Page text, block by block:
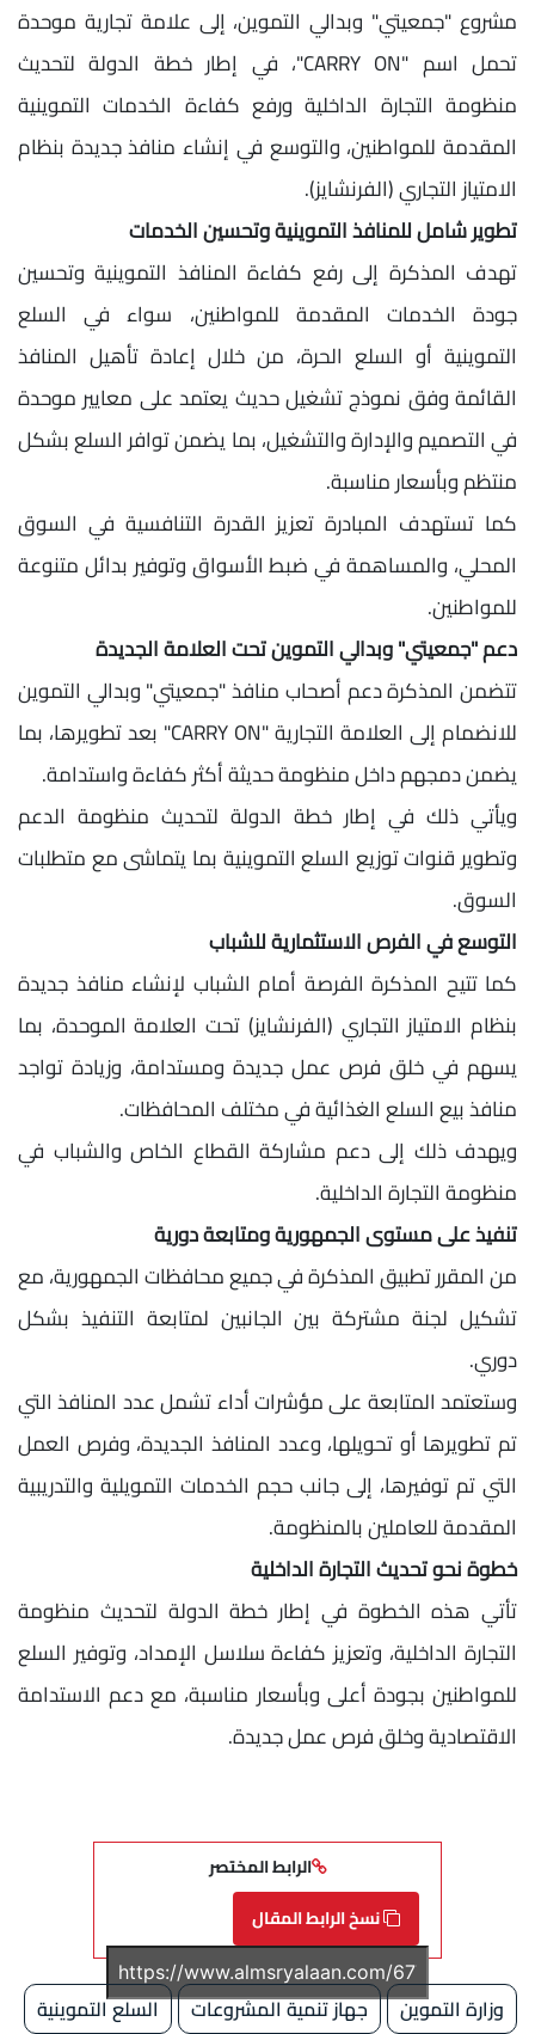
مشروع "جمعيتي" وبدالي التموين، إلى علامة تجارية موحدة
تحمل اسم "CARRY ON"، في إطار خطة الدولة لتحديث
منظومة التجارة الداخلية ورفع كفاءة الخدمات التموينية
المقدمة للمواطنين، والتوسع في إنشاء منافذ جديدة بنظام
الامتياز التجاري (الفرنشايز).
تطوير شامل للمنافذ التموينية وتحسين الخدمات
تهدف المذكرة إلى رفع كفاءة المنافذ التموينية وتحسين
جودة الخدمات المقدمة للمواطنين، سواء في السلع
التموينية أو السلع الحرة، من خلال إعادة تأهيل المنافذ
القائمة وفق نموذج تشغيل حديث يعتمد على معايير موحدة
في التصميم والإدارة والتشغيل، بما يضمن توافر السلع بشكل
منتظم وبأسعار مناسبة.
كما تستهدف المبادرة تعزيز القدرة التنافسية في السوق
المحلي، والمساهمة في ضبط الأسواق وتوفير بدائل متنوعة
للمواطنين.
دعم "جمعيتي" وبدالي التموين تحت العلامة الجديدة
تتضمن المذكرة دعم أصحاب منافذ "جمعيتي" وبدالي التموين
للانضمام إلى العلامة التجارية "CARRY ON" بعد تطويرها، بما
يضمن دمجهم داخل منظومة حديثة أكثر كفاءة واستدامة.
ويأتي ذلك في إطار خطة الدولة لتحديث منظومة الدعم
وتطوير قنوات توزيع السلع التموينية بما يتماشى مع متطلبات
السوق.
التوسع في الفرص الاستثمارية للشباب
كما تتيح المذكرة الفرصة أمام الشباب لإنشاء منافذ جديدة
بنظام الامتياز التجاري (الفرنشايز) تحت العلامة الموحدة، بما
يسهم في خلق فرص عمل جديدة ومستدامة، وزيادة تواجد
منافذ بيع السلع الغذائية في مختلف المحافظات.
ويهدف ذلك إلى دعم مشاركة القطاع الخاص والشباب في
منظومة التجارة الداخلية.
تنفيذ على مستوى الجمهورية ومتابعة دورية
من المقرر تطبيق المذكرة في جميع محافظات الجمهورية، مع
تشكيل لجنة مشتركة بين الجانبين لمتابعة التنفيذ بشكل
دوري.
وستعتمد المتابعة على مؤشرات أداء تشمل عدد المنافذ التي
تم تطويرها أو تحويلها، وعدد المنافذ الجديدة، وفرص العمل
التي تم توفيرها، إلى جانب حجم الخدمات التمويلية والتدريبية
المقدمة للعاملين بالمنظومة.
خطوة نحو تحديث التجارة الداخلية
تأتي هذه الخطوة في إطار خطة الدولة لتحديث منظومة
التجارة الداخلية، وتعزيز كفاءة سلاسل الإمداد، وتوفير السلع
للمواطنين بجودة أعلى وبأسعار مناسبة، مع دعم الاستدامة
الاقتصادية وخلق فرص عمل جديدة.
الرابط المختصر
نسخ الرابط المقال
وزارة التموين جهاز تنمية المشروعات السلع التموينية